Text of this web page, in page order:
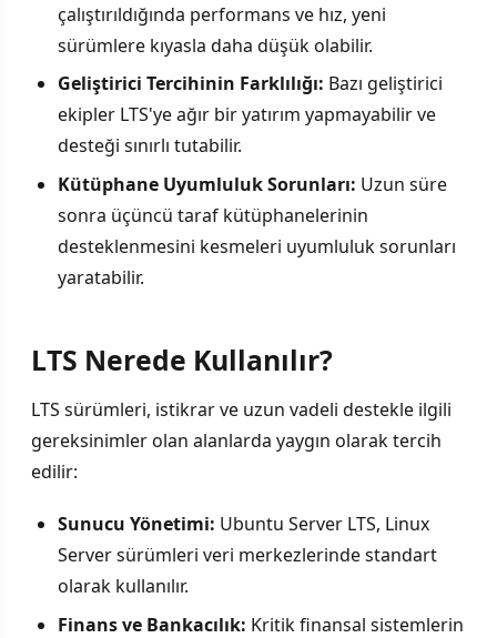
çalıştırıldığında performans ve hız, yeni
sürümlere kıyasla daha düşük olabilir.
Geliştirici Tercihinin Farklılığı: Bazı geliştirici
ekipler LTS'ye ağır bir yatırım yapmayabilir ve
desteği sınırlı tutabilir.
Kütüphane Uyumluluk Sorunları: Uzun süre
sonra üçüncü taraf kütüphanelerinin
desteklenmesini kesmeleri uyumluluk sorunları
yaratabilir.
LTS Nerede Kullanılır?
LTS sürümleri, istikrar ve uzun vadeli destekle ilgili
gereksinimler olan alanlarda yaygın olarak tercih
edilir:
Sunucu Yönetimi: Ubuntu Server LTS, Linux
Server sürümleri veri merkezlerinde standart
olarak kullanılır.
Finans ve Bankacılık: Kritik finansal sistemlerin